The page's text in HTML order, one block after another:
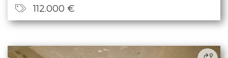
112.000 €